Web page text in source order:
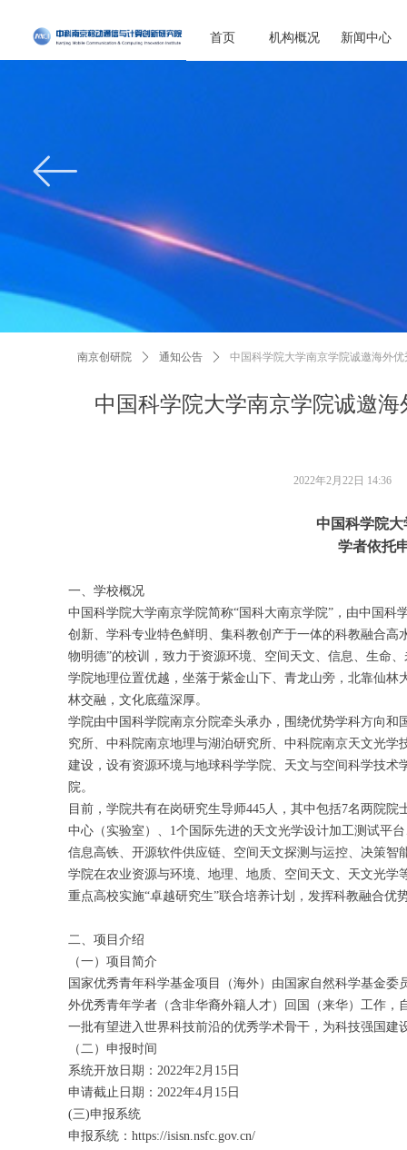
首页 机构概况 新闻中心
ꂃ
中国科学院大学南京学院诚邀
南京创研院 ꄲ 通知公告 ꄲ 中国科学院大学南京学院诚邀海外
中国科学院
学者依托
一、学校概况
中国科学院大学南京学院简称“国科大南京学院”，由中国
创新、学科专业特色鲜明、集科教创产于一体的科教融合
物明德”的校训，致力于资源环境、空间天文、信息、生命
学院地理位置优越，坐落于紫金山下、青龙山旁，北靠仙
林交融，文化底蕴深厚。
学院由中国科学院南京分院牵头承办，围绕优势学科方向
究所、中科院南京地理与湖泊研究所、中科院南京天文光
建设，设有资源环境与地球科学学院、天文与空间科学技
院。
目前，学院共有在岗研究生导师445人，其中包括7名两院
中心（实验室）、1个国际先进的天文光学设计加工测试平
信息高铁、开源软件供应链、空间天文探测与运控、决策
学院在农业资源与环境、地理、地质、空间天文、天文光
重点高校实施“卓越研究生”联合培养计划，发挥科教融合优
二、项目介绍
（一）项目简介
国家优秀青年科学基金项目（海外）由国家自然科学基金
外优秀青年学者（含非华裔外籍人才）回国（来华）工作
一批有望进入世界科技前沿的优秀学术骨干，为科技强国建
（二）申报时间
系统开放日期：2022年2月15日
申请截止日期：2022年4月15日
(三)申报系统
申报系统：https://isisn.nsfc.gov.cn/
2022年2月22日 14:36